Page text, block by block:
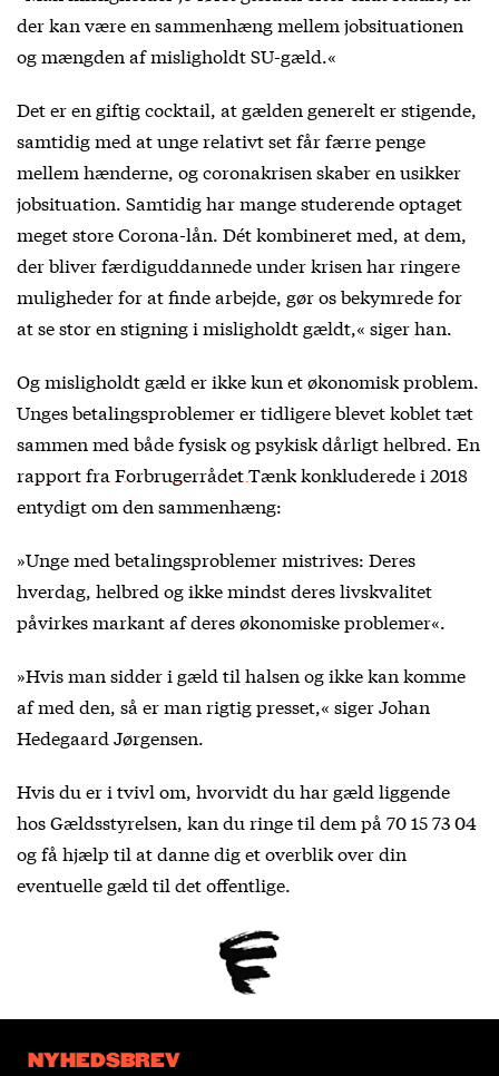
der kan være en sammenhæng mellem jobsituationen
og mængden af misligholdt SU-gæld.«
Det er en giftig cocktail, at gælden generelt er stigende,
samtidig med at unge relativt set får færre penge
mellem hænderne, og coronakrisen skaber en usikker
jobsituation. Samtidig har mange studerende optaget
meget store Corona-lån. Dét kombineret med, at dem,
der bliver færdiguddannede under krisen har ringere
muligheder for at finde arbejde, gør os bekymrede for
at se stor en stigning i misligholdt gældt,« siger han.
Og misligholdt gæld er ikke kun et økonomisk problem.
Unges betalingsproblemer er tidligere blevet koblet tæt
sammen med både fysisk og psykisk dårligt helbred. En
rapport fra Forbrugerrådet Tænkkonkluderede i 2018
entydigt om den sammenhæng:
»Unge med betalingsproblemer mistrives: Deres
hverdag, helbred og ikke mindst deres livskvalitet
påvirkes markant af deres økonomiske problemer«.
»Hvis man sidder i gæld til halsen og ikke kan komme
af med den, så er man rigtig presset,« siger Johan
Hedegaard Jørgensen.
Hvis du er i tvivl om, hvorvidt du har gæld liggende
hos Gældsstyrelsen, kan du ringe til dem på 70 15 73 04
og få hjælp til at danne dig et overblik over din
eventuelle gæld til det offentlige.
NYHEDSBREV